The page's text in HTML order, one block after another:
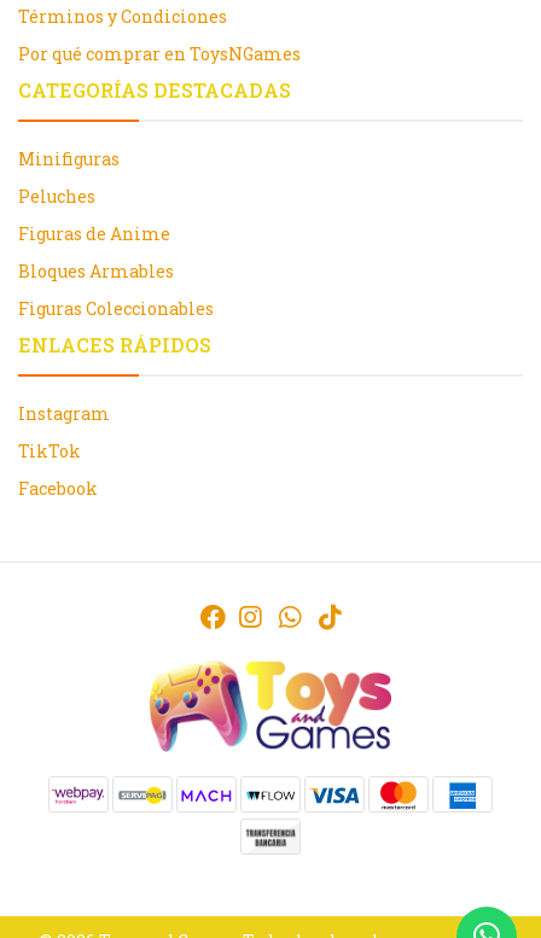
Términos y Condiciones
Por qué comprar en ToysNGames
CATEGORÍAS DESTACADAS
Minifiguras
Peluches
Figuras de Anime
Bloques Armables
Figuras Coleccionables
ENLACES RÁPIDOS
Instagram
TikTok
Facebook